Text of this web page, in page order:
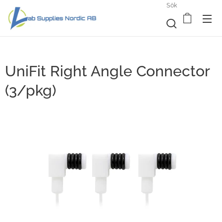
Sök
UniFit Right Angle Connector
(3/pkg)